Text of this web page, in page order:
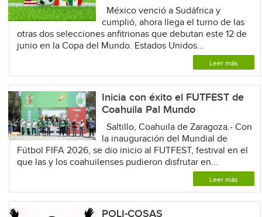
México venció a Sudáfrica y
cumplió, ahora llega el turno de las
otras dos selecciones anfitrionas que debutan este 12 de
junio en la Copa del Mundo. Estados Unidos...
Leer más
Inicia con éxito el FUTFEST de
Coahuila Pal Mundo
Saltillo, Coahuila de Zaragoza.- Con
la inauguración del Mundial de
Fútbol FIFA 2026, se dio inicio al FUTFEST, festival en el
que las y los coahuilenses pudieron disfrutar en...
Leer más
POLI-COSAS